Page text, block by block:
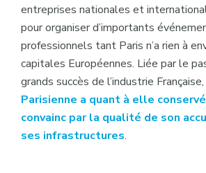
entreprises nationales et
pour organiser d’importants
professionnels tant Paris n’a rien à
capitales Européennes. Liée par le
grands succès de l’industrie Française,
Parisienne a quant à elle
convainc par la qualité de son
ses infrastructures.